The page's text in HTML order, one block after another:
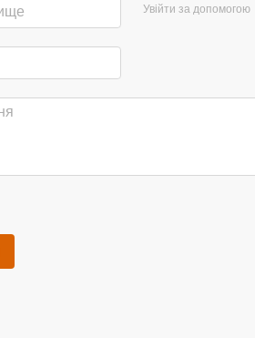
Увійти за допомогою